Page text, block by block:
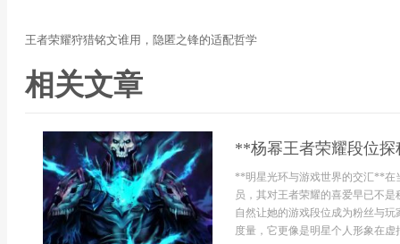
王者荣耀狩猎铭文谁用，隐匿之锋的适配哲学
相关文章
**杨幂王者荣耀段位
**明星光环与游戏世界的交汇**在
员，其对王者荣耀的喜爱早已不
自然让她的游戏段位成为粉丝与
度量，它更像是明星个人形象在虚